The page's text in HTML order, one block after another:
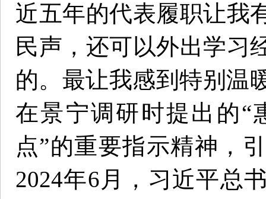
近五年的代表履职让我
民声，还可以外出学习
的。最让我感到特别温
在景宁调研时提出的“
点”的重要指示精神，
2024年6月，习近平总